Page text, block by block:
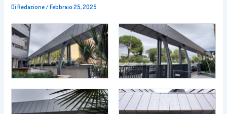
DiRedazione /Febbraio 25, 2025